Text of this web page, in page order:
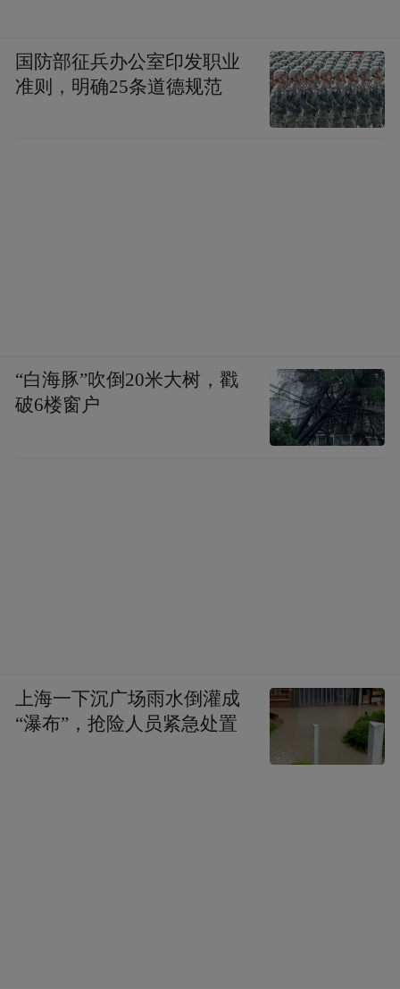
国防部征兵办公室印发职业
准则，明确25条道德规范
“白海豚”吹倒20米大树，戳
破6楼窗户
上海一下沉广场雨水倒灌成
“瀑布”，抢险人员紧急处置